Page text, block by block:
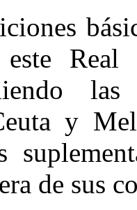
este
las
y
de sus